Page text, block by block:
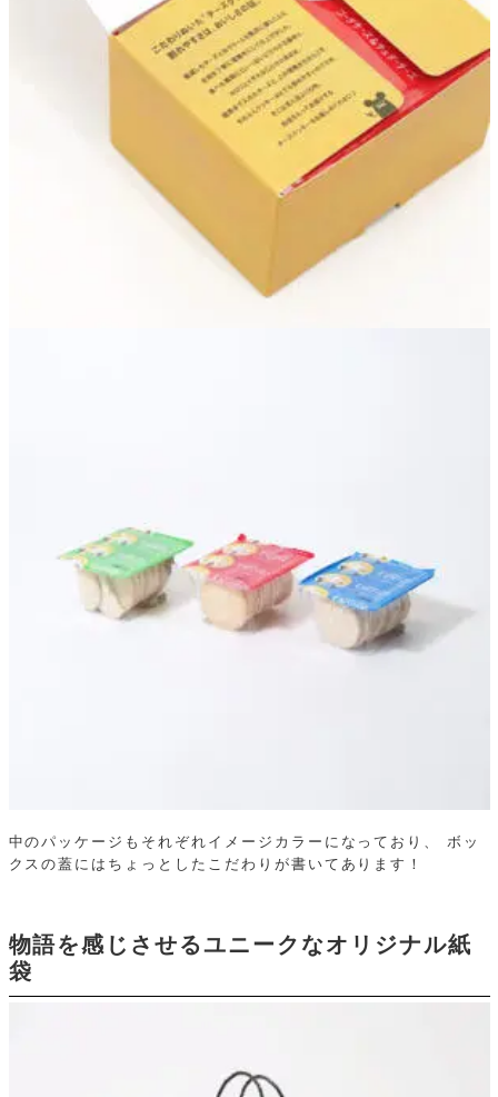
中のパッケージもそれぞれイメージカラーになっており、
ボッ
クスの蓋にはちょっとしたこだわりが書いてあります！
物語を感じさせるユニークなオリジナル紙
袋